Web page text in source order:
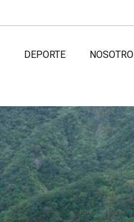
DEPORTE NOSOTRO